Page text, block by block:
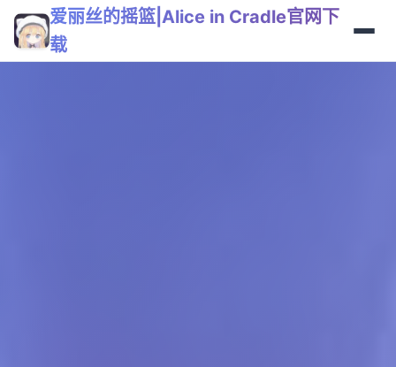
爱丽丝的摇篮|Alice in Cradle官网下
载